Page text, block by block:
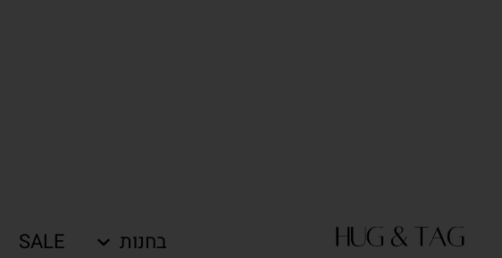
בחנות SALE